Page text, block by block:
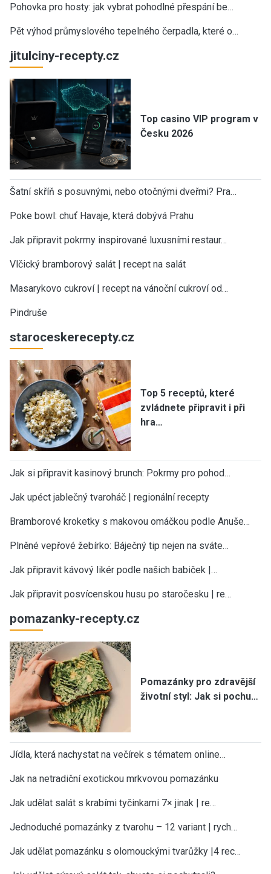
Pohovka pro hosty: jak vybrat pohodlné přespání be…
Pět výhod průmyslového tepelného čerpadla, které o…
jitulciny-recepty.cz
Top casino VIP program v
Česku 2026
Šatní skříň s posuvnými, nebo otočnými dveřmi? Pra…
Poke bowl: chuť Havaje, která dobývá Prahu
Jak připravit pokrmy inspirované luxusními restaur…
Vlčický bramborový salát | recept na salát
Masarykovo cukroví | recept na vánoční cukroví od…
Pindruše
staroceskerecepty.cz
Top 5 receptů, které
zvládnete připravit i při
hra…
Jak si připravit kasinový brunch: Pokrmy pro pohod…
Jak upéct jablečný tvaroháč | regionální recepty
Bramborové kroketky s makovou omáčkou podle Anuše…
Plněné vepřové žebírko: Báječný tip nejen na sváte…
Jak připravit kávový likér podle našich babiček |…
Jak připravit posvícenskou husu po staročesku | re…
pomazanky-recepty.cz
Pomazánky pro zdravější
životní styl: Jak si pochu…
Jídla, která nachystat na večírek s tématem online…
Jak na netradiční exotickou mrkvovou pomazánku
Jak udělat salát s krabími tyčinkami 7× jinak | re…
Jednoduché pomazánky z tvarohu – 12 variant | rych…
Jak udělat pomazánku s olomouckými tvarůžky |4 rec…